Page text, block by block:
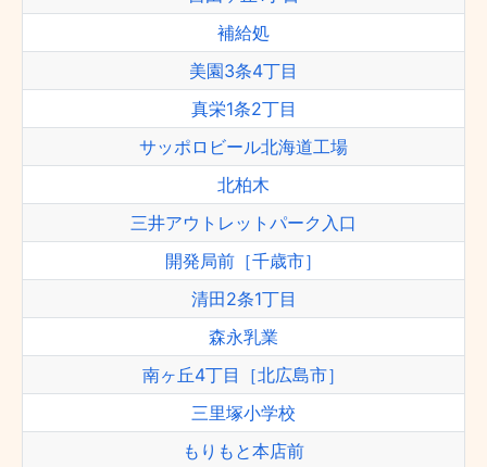
補給処
美園3条4丁目
真栄1条2丁目
サッポロビール北海道工場
北柏木
三井アウトレットパーク入口
開発局前［千歳市］
清田2条1丁目
森永乳業
南ヶ丘4丁目［北広島市］
三里塚小学校
もりもと本店前